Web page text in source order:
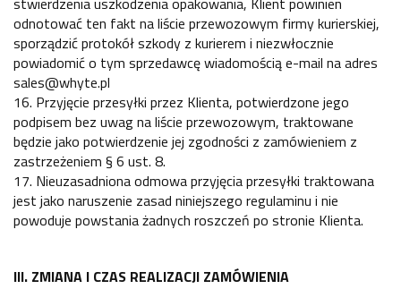
odnotować ten fakt na liście przewozowym firmy kurierskiej,
sporządzić protokół szkody z kurierem i niezwłocznie
powiadomić o tym sprzedawcę wiadomością e-mail na adres
sales@whyte.pl
16. Przyjęcie przesyłki przez Klienta, potwierdzone jego
podpisem bez uwag na liście przewozowym, traktowane
będzie jako potwierdzenie jej zgodności z zamówieniem z
zastrzeżeniem § 6 ust. 8.
17. Nieuzasadniona odmowa przyjęcia przesyłki traktowana
jest jako naruszenie zasad niniejszego regulaminu i nie
powoduje powstania żadnych roszczeń po stronie Klienta.
III. ZMIANA I CZAS REALIZACJI ZAMÓWIENIA